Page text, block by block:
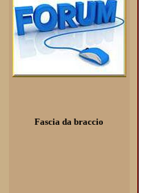
Fascia da braccio